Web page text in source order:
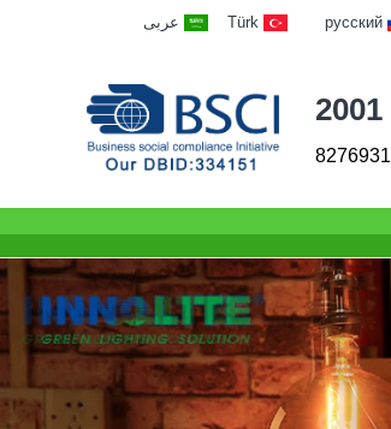
русский
Türk عربى